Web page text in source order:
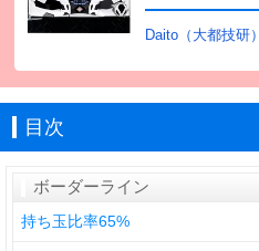
Daito（大都技研）
目次
ボーダーライン
持ち玉比率65%